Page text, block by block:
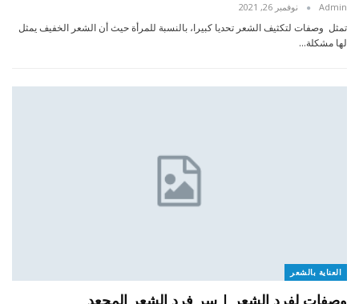
Admin نوفمبر 26, 2021
تمثل وصفات لتكثيف الشعر تحديا كبيرا، بالنسبة للمرأة حيث أن الشعر الخفيف يمثل
لها مشكلة…
العناية بالشعر
وصفات لفرد الشعر | سر فرد الشعر المجعد